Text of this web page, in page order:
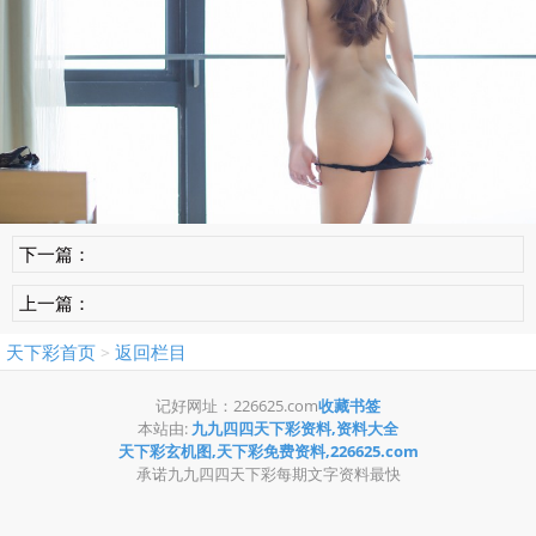
下一篇：
上一篇：
天下彩首页 > 返回栏目
记好网址：226625.com收藏书签
本站由: 九九四四天下彩资料,资料大全
天下彩玄机图,天下彩免费资料,226625.com
承诺九九四四天下彩每期文字资料最快